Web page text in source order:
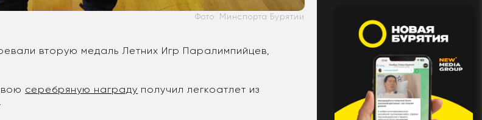
Фото: Минспорта Бурятии
вторую медаль Летних Игр Паралимпийцев,
серебряную награду получил легкоатлет из